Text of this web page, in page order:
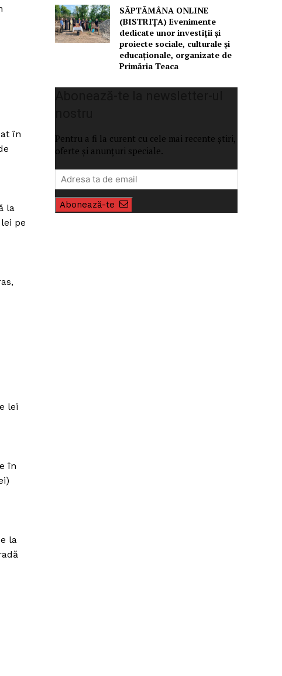
în
la
pe
lei
în
la
SĂPTĂMÂNA ONLINE
(BISTRIȚA) Evenimente
dedicate unor investiții și
proiecte sociale, culturale și
educaționale, organizate de
Primăria Teaca
Pentru a fi la curent cu cele mai recente știri,
oferte și anunțuri speciale.
Abonează-te